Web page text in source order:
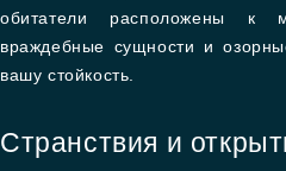
обитатели расположены к
враждебные сущности и
вашу стойкость.
Странствия и